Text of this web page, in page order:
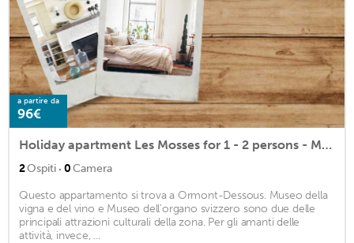
a partire da
96€
Holiday apartment Les Mosses for 1 - 2 persons - Multistorey holiday home/maisonette
2Ospiti · 0Camera
Questo appartamento si trova a Ormont-Dessous. Museo della
vigna e del vino e Museo dell'organo svizzero sono due delle
principali attrazioni culturali della zona. Per gli amanti delle
attività, invece, ...